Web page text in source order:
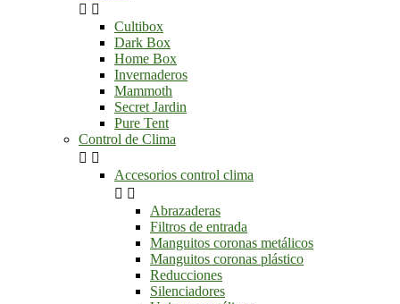
 
Cultibox
Dark Box
Home Box
Invernaderos
Mammoth
Secret Jardin
Pure Tent
Control de Clima
 
Accesorios control clima
 
Abrazaderas
Filtros de entrada
Manguitos coronas metálicos
Manguitos coronas plástico
Reducciones
Silenciadores